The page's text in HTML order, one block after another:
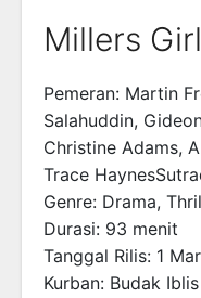
Millers Girl
Pemeran: Martin
Salahuddin,
Christine Adams,
Trace
Genre: Drama,
Durasi: 93 menit
Tanggal Rilis: 1
Kurban: Budak Iblis